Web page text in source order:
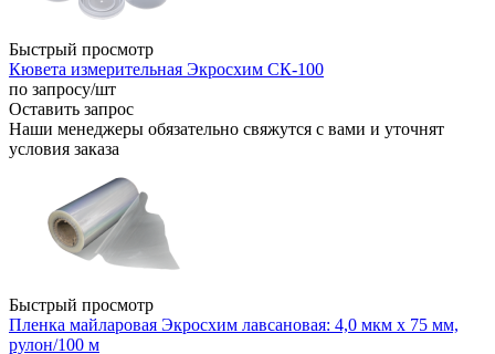
Быстрый просмотр
Кювета измерительная Экросхим СК-100
по запросу/шт
Оставить запрос
Наши менеджеры обязательно свяжутся с вами и уточнят
условия заказа
Быстрый просмотр
Пленка майларовая Экросхим лавсановая: 4,0 мкм х 75 мм,
рулон/100 м